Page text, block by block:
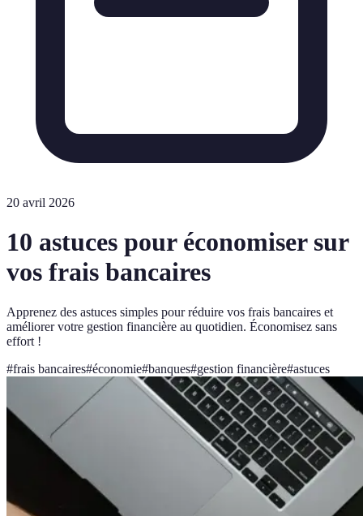
20 avril 2026
10 astuces pour économiser sur
vos frais bancaires
Apprenez des astuces simples pour réduire vos frais bancaires et
améliorer votre gestion financière au quotidien. Économisez sans
effort !
#frais bancaires#économie#banques#gestion financière#astuces